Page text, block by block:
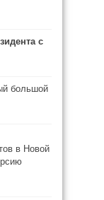
с
большой
в Новой